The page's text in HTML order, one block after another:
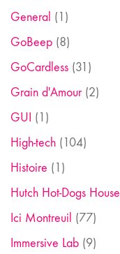
General (1)
GoBeep (8)
GoCardless (31)
Grain d'Amour(2)
GUI (1)
High-tech (104)
Histoire (1)
Hutch Hot-Dogs House
Ici Montreuil (77)
Immersive Lab (9)